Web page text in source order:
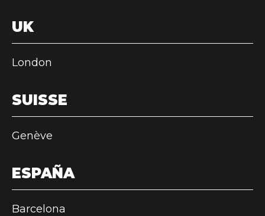
UK
London
SUISSE
Genève
ESPAÑA
Barcelona